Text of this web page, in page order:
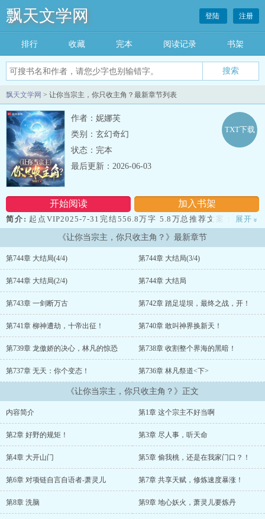
飘天文学网 登陆 注册
排行 收藏 完本 阅读记录 书架
飘天文学网 > 让你当宗主，你只收主角？最新章节列表
作者：妮娜芙
类别：玄幻奇幻
状态：完本
开始阅读 加入书架
TXT下载
最后更新：2026-06-03
简介: 起点VIP2025-7-31完结556.8万字 5.8万总推荐文案： 原
名：开局当宗主：我的规矩有点野 看着青黄不接的宗门，林凡定
下规矩： 一、姓萧、叶、石、林者，优先录取。 二、喜欢和
戒指等器物自言自语者，优先录取。 三、大难不死三次以上，未
优先录取。 五、刚到山门之外便被针对、刁难者，优先录
取。 六、嘴角喜欢挂着神秘微笑，其敌人还喜欢桀桀桀笑者，直
接定为亲传弟子。 七、被挖骨、危在旦夕者，直接定为亲传弟
子。 八、…… 这一日，第五长老来报：“宗主，大喜事啊，外
面来了个被退婚、嘴角挂着神秘微笑、还喜欢和戒指说话的！父母也
失踪了？” “什么？快让他进来，我要收他为……对了，他叫什么
名字？“ “好像是姓唐。” “姓唐？！等等，别带来了，本宗主
将亲自出手屏蔽天机，并修书一封，你带上将其介绍给敌对宗
门……” “切记必须委婉，还有！从今日起本宗主闭关了，没有要
紧之事万不可叫本宗主出关！” “对了，千万千万将宗门的秘籍全
部看好，莫要遭了贼！” 第五长老：“啊？！”...
展开 »
《让你当宗主，你只收主角？》最新章节
第744章 大结局(4/4) 第744章 大结局(3/4)
第744章 大结局(2/4) 第744章 大结局
第743章 一剑断万古 第742章 踏足堤坝，最终之战，开！
第741章 柳神遭劫，十帝出征！ 第740章 敢叫神界换新天！
第739章 龙傲娇的决心，林凡的惊恐 第738章 收割整个界海的黑暗！
第737章 无天：你个变态！ 第736章 林凡祭道<下>
《让你当宗主，你只收主角？》正文
内容简介 第1章 这个宗主不好当啊
第2章 好野的规矩！ 第3章 尽人事，听天命
第4章 大开山门 第5章 偷我桃，还是在我家门口？！
第6章 对项链自言自语者-萧灵儿 第7章 共享天赋，修炼速度暴涨！
第8章 洗脑 第9章 地心妖火，萧灵儿要炼丹